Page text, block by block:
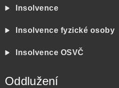
Insolvence
Insolvence fyzické osoby
Insolvence OSVČ
Oddlužení